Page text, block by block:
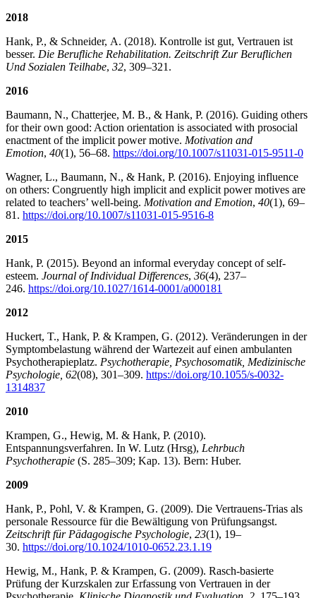
2018
Hank, P., & Schneider, A. (2018). Kontrolle ist gut, Vertrauen ist
besser. Die Berufliche Rehabilitation. Zeitschrift Zur Beruflichen
Und Sozialen Teilhabe, 32, 309–321.
2016
Baumann, N., Chatterjee, M. B., & Hank, P. (2016). Guiding others
for their own good: Action orientation is associated with prosocial
enactment of the implicit power motive. Motivation and
Emotion, 40(1), 56–68. https://doi.org/10.1007/s11031-015-9511-0
Wagner, L., Baumann, N., & Hank, P. (2016). Enjoying influence
on others: Congruently high implicit and explicit power motives are
related to teachers’ well-being. Motivation and Emotion, 40(1), 69–
81. https://doi.org/10.1007/s11031-015-9516-8
2015
Hank, P. (2015). Beyond an informal everyday concept of self-
esteem. Journal of Individual Differences, 36(4), 237–
246. https://doi.org/10.1027/1614-0001/a000181
2012
Huckert, T., Hank, P. & Krampen, G. (2012). Veränderungen in der
Symptombelastung während der Wartezeit auf einen ambulanten
Psychotherapieplatz. Psychotherapie, Psychosomatik, Medizinische
Psychologie, 62(08), 301–309. https://doi.org/10.1055/s-0032-
1314837
2010
Krampen, G., Hewig, M. & Hank, P. (2010).
Entspannungsverfahren. In W. Lutz (Hrsg), Lehrbuch
Psychotherapie (S. 285–309; Kap. 13). Bern: Huber.
2009
Hank, P., Pohl, V. & Krampen, G. (2009). Die Vertrauens-Trias als
personale Ressource für die Bewältigung von Prüfungsangst.
Zeitschrift für Pädagogische Psychologie, 23(1), 19–
30. https://doi.org/10.1024/1010-0652.23.1.19
Hewig, M., Hank, P. & Krampen, G. (2009). Rasch-basierte
Prüfung der Kurzskalen zur Erfassung von Vertrauen in der